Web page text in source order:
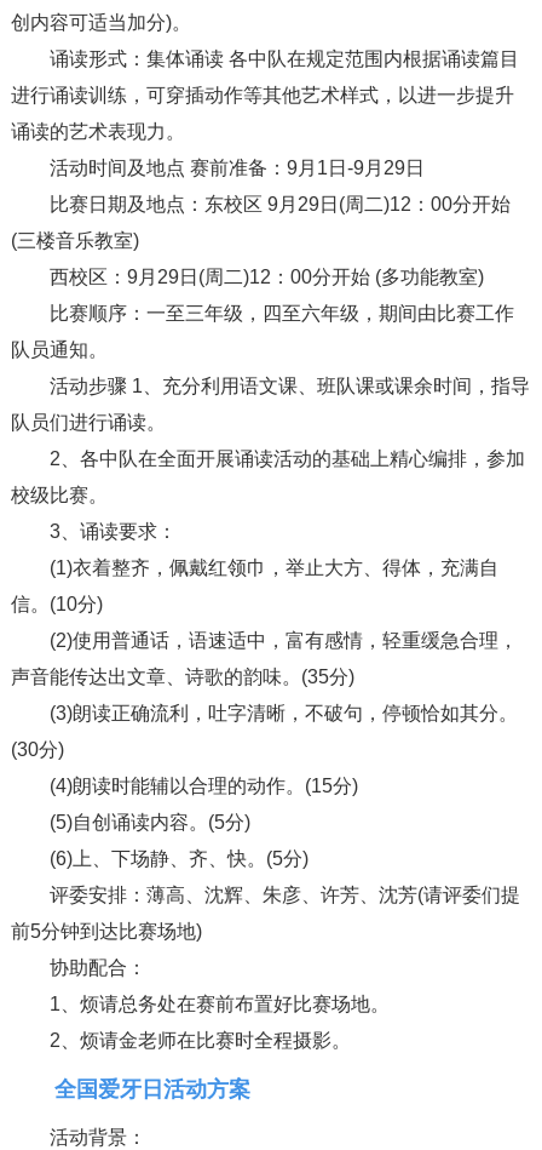
创内容可适当加分)。
诵读形式：集体诵读 各中队在规定范围内根据诵读篇目
进行诵读训练，可穿插动作等其他艺术样式，以进一步提升
诵读的艺术表现力。
活动时间及地点 赛前准备：9月1日-9月29日
比赛日期及地点：东校区 9月29日(周二)12：00分开始
(三楼音乐教室)
西校区：9月29日(周二)12：00分开始 (多功能教室)
比赛顺序：一至三年级，四至六年级，期间由比赛工作
队员通知。
活动步骤 1、充分利用语文课、班队课或课余时间，指导
队员们进行诵读。
2、各中队在全面开展诵读活动的基础上精心编排，参加
校级比赛。
3、诵读要求：
(1)衣着整齐，佩戴红领巾，举止大方、得体，充满自
信。(10分)
(2)使用普通话，语速适中，富有感情，轻重缓急合理，
声音能传达出文章、诗歌的韵味。(35分)
(3)朗读正确流利，吐字清晰，不破句，停顿恰如其分。
(30分)
(4)朗读时能辅以合理的动作。(15分)
(5)自创诵读内容。(5分)
(6)上、下场静、齐、快。(5分)
评委安排：薄高、沈辉、朱彦、许芳、沈芳(请评委们提
前5分钟到达比赛场地)
协助配合：
1、烦请总务处在赛前布置好比赛场地。
2、烦请金老师在比赛时全程摄影。
全国爱牙日活动方案
活动背景：